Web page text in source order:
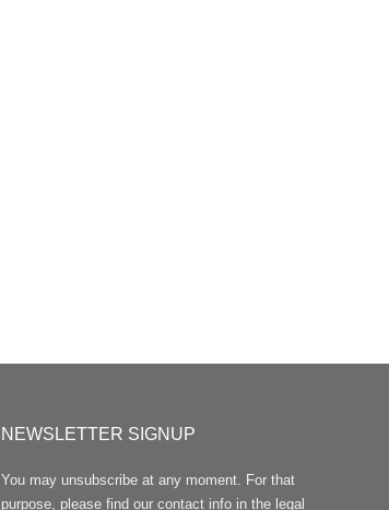
NEWSLETTER SIGNUP
You may unsubscribe at any moment. For that
purpose, please find our contact info in the legal